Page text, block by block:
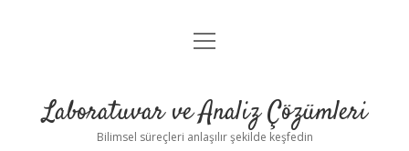
Anasayfa
Yasal Uyarı
menüyü
Laboratuvar ve Analiz Çözümleri
Bilimsel süreçleri anlaşılır şekilde keşfedin